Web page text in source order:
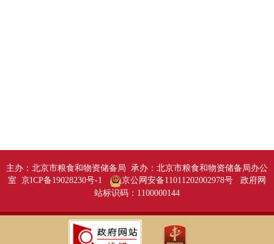
主办：北京市粮食和物资储备局 承办：北京市粮食和物资储备局办公
室 京ICP备19028230号-1
京公网安备11011202002978号政府网
站标识码：1100000144